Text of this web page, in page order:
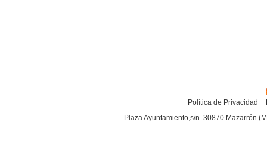
Política de Privacidad
Plaza Ayuntamiento,s/n. 30870 Mazarrón